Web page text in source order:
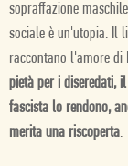
sopraffazione
sociale è un'utopia. Il
raccontano l'amore di
pietà per i diseredati,
fascista lo rendono,
merita una riscoperta.